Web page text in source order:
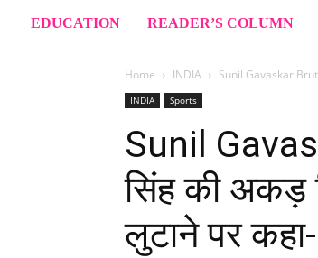
EDUCATION READER’S COLUMN
Home INDIA Sunil Gavaskar
INDIA Sports
Sunil
सिंह की अकड़
लुटाने पर कहा-